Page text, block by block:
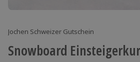
Jochen Schweizer Gutschein
Snowboard